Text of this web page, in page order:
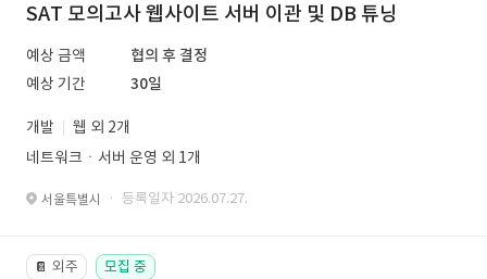
SAT 모의고사 웹사이트 서버 이관 및 DB 튜닝
예상 금액
협의 후 결정
예상 기간
30일
개발
웹 외 2개
네트워크ㆍ서버 운영 외 1개
서울특별시 · 등록일자 2026.07.27.
📔 외주 모집 중